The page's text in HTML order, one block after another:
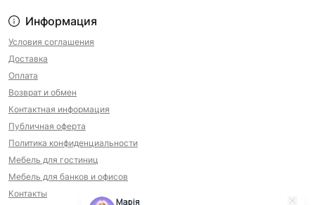
Информация
Условия соглашения
Доставка
Оплата
Возврат и обмен
Контактная информация
Публичная оферта
Политика конфиденциальности
Мебель для гостиниц
Мебель для банков и офисов
Контакты
Марія